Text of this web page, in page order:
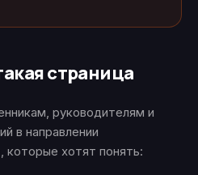
страница
руководителям и
в направлении
, которые хотят понять: